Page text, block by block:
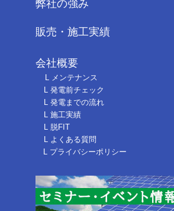
L コンテナファーム太陽光
Ｌ蓄電池
弊社の強み
販売・施工実績
会社概要
L メンテナンス
L 発電前チェック
L 発電までの流れ
L 脱FIT
L よくある質問
L プライバシーポリシー